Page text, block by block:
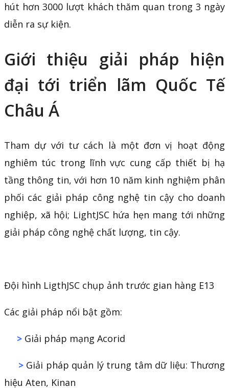
hút hơn 3000 lượt khách thăm quan trong 3 ngày
diễn ra sự kiện.
Giới thiệu giải pháp hiện
đại tới triển lãm Quốc Tế
Châu Á
Tham dự với tư cách là một đơn vị hoạt động
nghiêm túc trong lĩnh vực cung cấp thiết bị hạ
tầng thông tin, với hơn 10 năm kinh nghiệm phân
phối các giải pháp công nghệ tin cậy cho doanh
nghiệp, xã hội; LightJSC hứa hẹn mang tới những
giải pháp công nghệ chất lượng, tin cậy.
Đội hình LigthJSC chụp ảnh trước gian hàng E13
Các giải pháp nổi bật gồm:
> Giải pháp mạng Acorid
>Giải pháp quản lý trung tâm dữ liệu: Thương
hiệu Aten, Kinan